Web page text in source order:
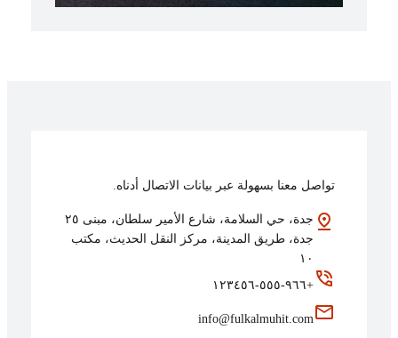
تواصل معنا بسهولة عبر بيانات الاتصال أدناه.
جدة، حي السلامة، شارع الأمير سلطان، مبنى ٢٥
جدة، طريق المدينة، مركز النقل الحديث، مكتب
١٠
+٩٦٦-٥٥٥-١٢٣٤٥٦
info@fulkalmuhit.com